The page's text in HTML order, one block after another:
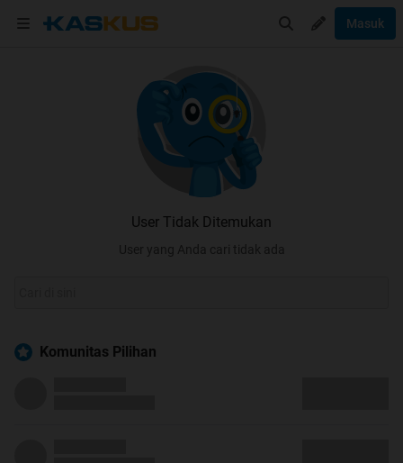
Masuk
User Tidak Ditemukan
User yang Anda cari tidak ada
Komunitas Pilihan